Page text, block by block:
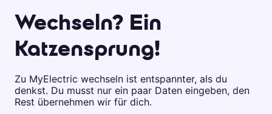
Wechseln? Ein
Katzensprung!
Zu MyElectric wechseln ist entspannter, als du
denkst. Du musst nur ein paar Daten eingeben, den
Rest übernehmen wir für dich.